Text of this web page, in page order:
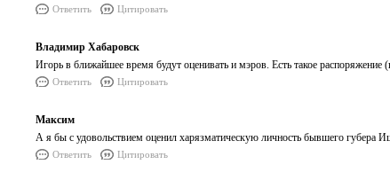
Ответить Цитировать
Владимир Хабаровск
Игорь в ближайшее время будут оценивать и мэров. Есть такое распоряжение
Ответить Цитировать
Максим
А я бы с удовольствием оценил харязматическую личность бывшего губера
Ответить Цитировать